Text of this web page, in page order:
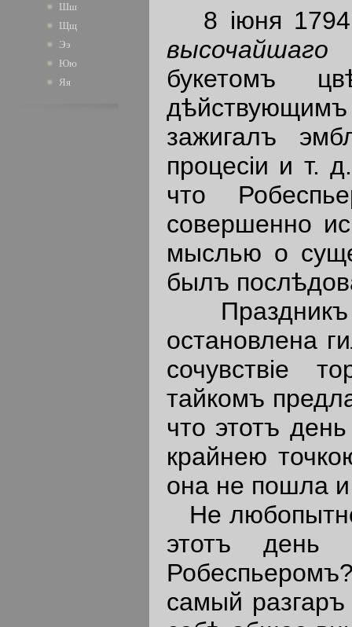
Шш
Щщ
Ээ
Юю
Яя
8 iюня 1794
высочайшаго
букетомъ
зажигалъ
процесiи и т.
что
совершенно
мыслью о
былъ
Праздникъ
остановлена
сочувствiе
тайкомъ
что этотъ
крайнею
она не пошла
Не
этотъ день
самый